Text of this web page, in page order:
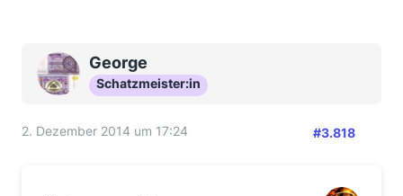
George
Schatzmeister:in
2. Dezember 2014 um 17:24 #3.818